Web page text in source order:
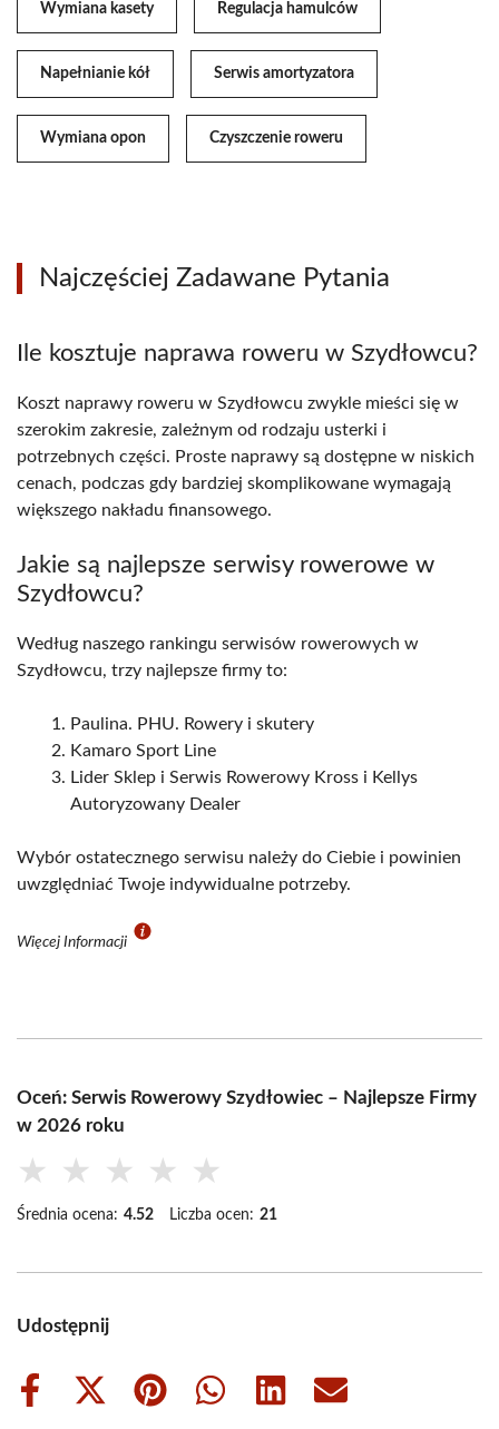
Wymiana kasety Regulacja hamulców
Napełnianie kół Serwis amortyzatora
Wymiana opon Czyszczenie roweru
Najczęściej Zadawane Pytania
Ile kosztuje naprawa roweru w Szydłowcu?
Koszt naprawy roweru w Szydłowcu zwykle mieści się w
szerokim zakresie, zależnym od rodzaju usterki i
potrzebnych części. Proste naprawy są dostępne w niskich
cenach, podczas gdy bardziej skomplikowane wymagają
większego nakładu finansowego.
Jakie są najlepsze serwisy rowerowe w
Szydłowcu?
Według naszego rankingu serwisów rowerowych w
Szydłowcu, trzy najlepsze firmy to:
Paulina. PHU. Rowery i skutery
Kamaro Sport Line
Lider Sklep i Serwis Rowerowy Kross i Kellys
Autoryzowany Dealer
Wybór ostatecznego serwisu należy do Ciebie i powinien
uwzględniać Twoje indywidualne potrzeby.
Więcej Informacji
Oceń: Serwis Rowerowy Szydłowiec – Najlepsze Firmy
w 2026 roku
★ ★ ★ ★ ★
Średnia ocena: 4.52 Liczba ocen: 21
Udostępnij
Share
Share
Share
Share
Share
Share